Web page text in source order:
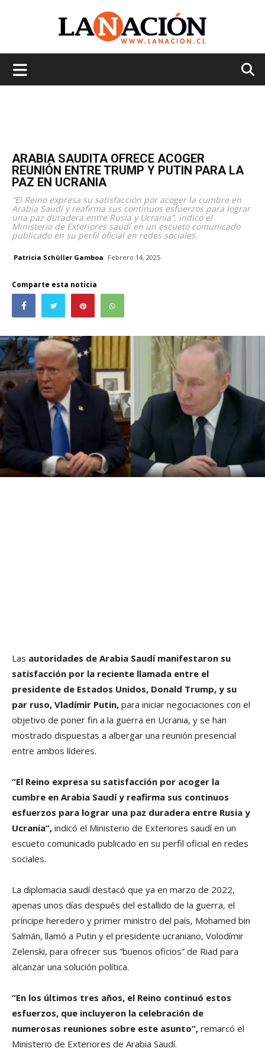
ARABIA SAUDITA OFRECE ACOGER
REUNIÓN ENTRE TRUMP Y PUTIN PARA LA
PAZ EN UCRANIA
“El Reino expresa su satisfacción por acoger la cumbre en
Arabia Saudí y reafirma sus continuos esfuerzos para lograr
una paz duradera entre Rusia y Ucrania”, indicó el
Ministerio de Exteriores saudí en un escueto comunicado
publicado en su perfil oficial en redes sociales.
Patricia Schüller Gamboa Febrero 14, 2025
Comparte esta noticia
Las autoridades de Arabia Saudí manifestaron su
satisfacción por la reciente llamada entre el
presidente de Estados Unidos, Donald Trump, y su
par ruso, Vladímir Putin, para iniciar negociaciones con el
objetivo de poner fin a la guerra en Ucrania, y se han
mostrado dispuestas a albergar una reunión presencial
entre ambos líderes.
“El Reino expresa su satisfacción por acoger la
cumbre en Arabia Saudí y reafirma sus continuos
esfuerzos para lograr una paz duradera entre Rusia y
Ucrania”, indicó el Ministerio de Exteriores saudí en un
escueto comunicado publicado en su perfil oficial en redes
sociales.
La diplomacia saudí destacó que ya en marzo de 2022,
apenas unos días después del estallido de la guerra, el
príncipe heredero y primer ministro del país, Mohamed bin
Salmán, llamó a Putin y el presidente ucraniano, Volodímir
Zelenski, para ofrecer sus “buenos oficios” de Riad para
alcanzar una solución política.
“En los últimos tres años, el Reino continuó estos
esfuerzos, que incluyeron la celebración de
numerosas reuniones sobre este asunto”, remarcó el
Ministerio de Exteriores de Arabia Saudí.